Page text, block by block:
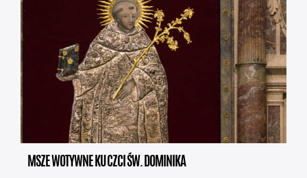
MSZE WOTYWNE KU CZCI ŚW. DOMINIKA